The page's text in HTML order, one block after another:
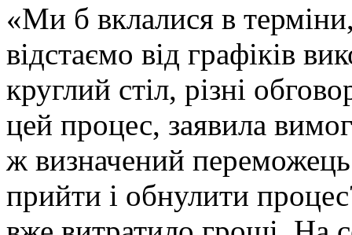
«Ми б вклалися в
відстаємо від графіків
круглий стіл, різні
цей процес, заявила
ж визначений
прийти і обнулити